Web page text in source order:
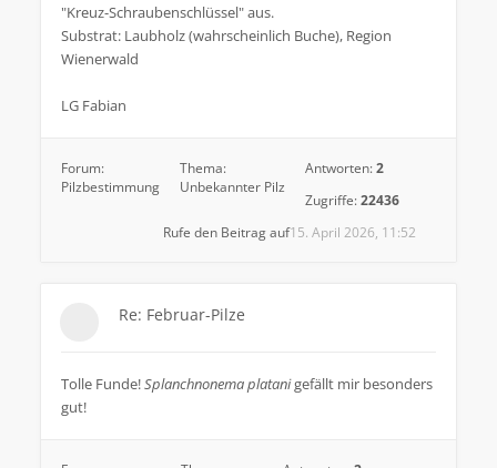
"Kreuz-Schraubenschlüssel" aus.
Substrat: Laubholz (wahrscheinlich Buche), Region
Wienerwald
LG Fabian
Forum:
Pilzbestimmung
Thema:
Unbekannter Pilz
Antworten:2
Zugriffe:22436
15. April 2026, 11:52
Rufe den Beitrag auf
Re: Februar-Pilze
Tolle Funde!Splanchnonema platanigefällt mir besonders
gut!